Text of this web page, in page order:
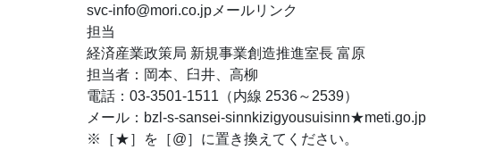
svc-info@mori.co.jp メールリンク
担当
経済産業政策局 新規事業創造推進室長 富原
担当者：岡本、臼井、高柳
電話：03-3501-1511（内線 2536～2539）
メール：bzl-s-sansei-sinnkizigyousuisinn★meti.go.jp
※［★］を［@］に置き換えてください。